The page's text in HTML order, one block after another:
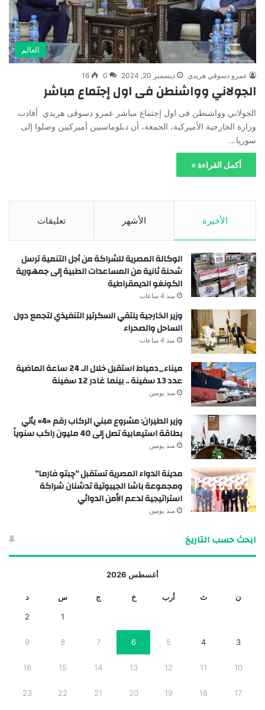
العالم
عمرو دسوقي هريدي ديسمبر 20, 2024 0
16
الجولاني وواشنطن فى اول إجتماع مباشر
الجولاني وواشنطن فى اول إجتماع مباشر عمرو دسوقى هريدي أفادت
وزارة الخارجية الأميركية، الجمعة، أن دبلوماسيين أميركيين وصلوا إلى
سوريا…
أكمل القراءة »
الأخيرة الأشهر تعليقات
الوكالة المصرية للشراكة من أجل التنمية ترسل
شحنة ثانية من المساعدات الطبية إلى جمهورية
الكونغو الديمقراطية
منذ 4 ساعات
وزير الخارجية يلتقي السكرتير التنفيذي لتجمع دول
الساحل والصحراء
منذ 4 ساعات
ميناء_دمياط استقبل خلال الـ 24 ساعة الماضية
عدد 13 سفينة .. بينما غادر 12 سفينة
منذ يومين
وزير الطيران: مشروع مبني الركاب رقم «4» يأتي
بطاقة استيعابية تصل إلى 40 مليون راكب سنوياً
منذ يومين
مدينة الدواء المصرية تستقبل “چبتو فارما”
ومجموعة باشا الجيبوتية تدشنان شراكة
استراتيجية لدعم الأمن الدوائي
منذ يومين
ابحث حسب التاريخ
أغسطس 2026
ن ث أرب خ ج س د
1
2
3
4
5
6
7
8
9
10
11
12
13
14
15
16
17
18
19
20
21
22
23